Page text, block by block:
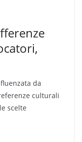
da
culturali
scelte